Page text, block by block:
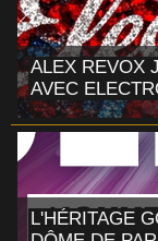
ALEX REVOX
AVEC
L'HÉRITAGE